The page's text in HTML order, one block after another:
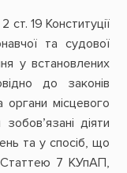
ст. 19 Конституції
та судової
у встановлених
до законів
органи місцевого
діяти
та у спосіб, що
Статтею 7 КУпАП,